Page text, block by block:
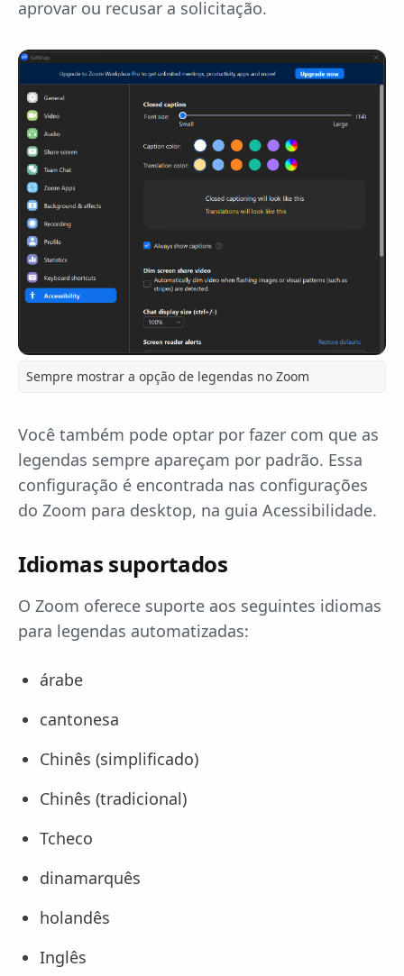
aprovar ou recusar a solicitação.
Sempre mostrar a opção de legendas no Zoom
Você também pode optar por fazer com que as
legendas sempre apareçam por padrão. Essa
configuração é encontrada nas configurações
do Zoom para desktop, na guia Acessibilidade.
Idiomas suportados
O Zoom oferece suporte aos seguintes idiomas
para legendas automatizadas:
árabe
cantonesa
Chinês (simplificado)
Chinês (tradicional)
Tcheco
dinamarquês
holandês
Inglês